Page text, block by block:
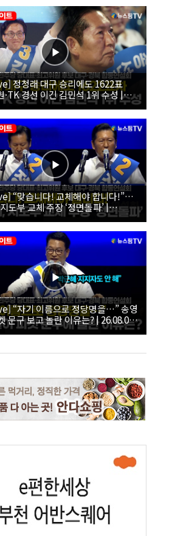
정청래 대구 승리에도 1622표
경선 이긴 김민석 1위 수성 |
더불어민주당 당대표·최고위원 후
북 합동연설회
“맞습니다! 교체해야 합니다!”…
도부 교체 주장 ‘정면돌파’ |
더불어민주당 당대표·최고위원 후
북 합동연설회
“자기 이름으로 정당명을…” 송영
문구 보고 놀란 이유는? | 26.08.09
주당 당대표·최고위원 후보 대구·경